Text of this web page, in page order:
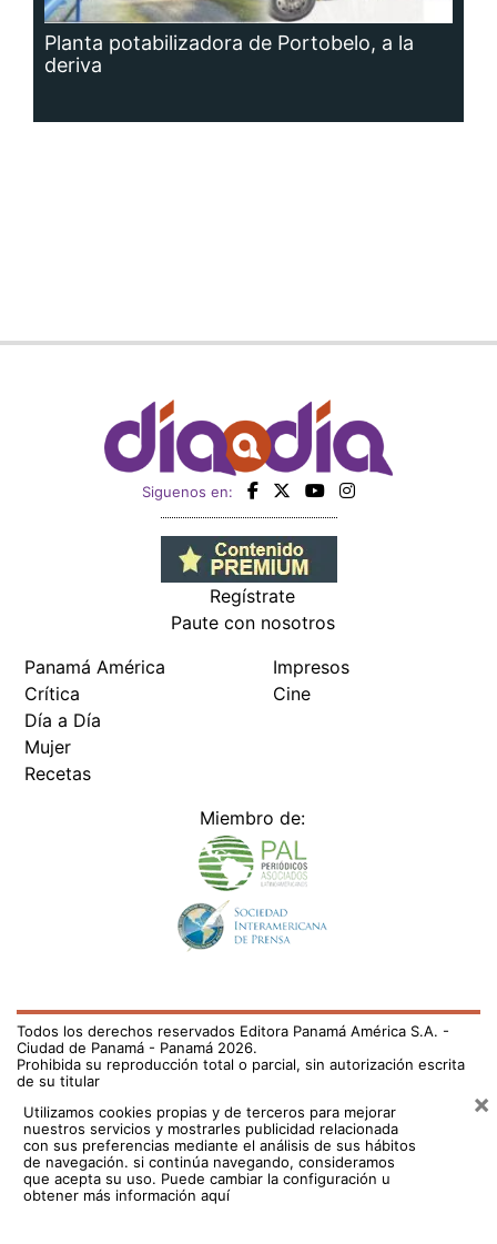
Planta potabilizadora de Portobelo, a la
deriva
Siguenos en:
Regístrate
Paute con nosotros
Panamá América
Crítica
Día a Día
Mujer
Recetas
Impresos
Cine
Miembro de:
Todos los derechos reservados Editora Panamá América S.A. -
Ciudad de Panamá - Panamá 2026.
Prohibida su reproducción total o parcial, sin autorización escrita
de su titular
Utilizamos cookies propias y de terceros para mejorar
nuestros servicios y mostrarles publicidad relacionada
con sus preferencias mediante el análisis de sus hábitos
de navegación. si continúa navegando, consideramos
que acepta su uso. Puede cambiar la configuración u
obtener más información aquí
×